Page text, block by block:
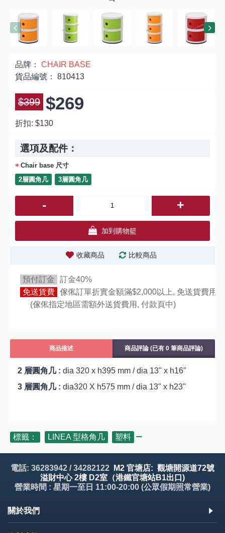
品牌： CHAIR BASE
貨品編號： 810413
$399 $269
折扣: $130
選項及配件：
Chair base 尺寸
2層圓角几
3層圓角几
- +
加到購物籃
收藏商品 比較商品
預付訂金
訂金40%
免送貨費 傢俬訂單折實金額滿$2,000以上, 免送貨費用,
(傢俬指定地區需額外送貨費用, 付款頁中)
商品描述 商品評論 (已有 0 筆商品評論)
2 層圓角几 : dia 320 x h395 mm / dia 13" x h16"
3 層圓角几 : dia320 X h575 mm / dia 13" x h23"
標籤： LINEA 型格角几 塑料
電話: 36283942 / 34282122
M2 官塘店: 觀塘開源道72號
溢財中心 2樓 D2室（港鐵官塘站B1出口)
營業時間 : 星期一至日 11:00-20:00 (公眾假期照常營業)
關於我們